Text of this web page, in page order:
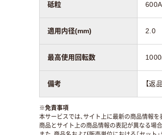
砥粒
適用内径(mm) 2.0
最高使用回転数
備考 【返
※免責事項
本サービスでは、サイト上に最新の商品情報を
商品とサイト上の商品情報の表記が異なる場